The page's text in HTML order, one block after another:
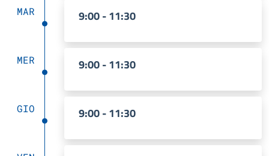
MAR 9:00 - 11:30
MER 9:00 - 11:30
GIO 9:00 - 11:30